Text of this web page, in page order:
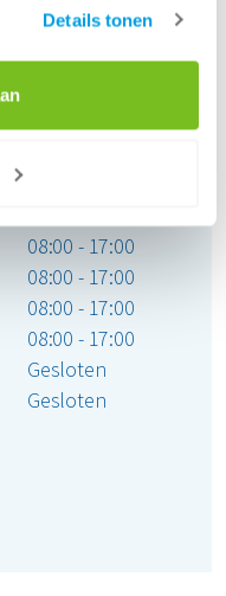
Details tonen
08:00 - 17:00
08:00 - 17:00
08:00 - 17:00
08:00 - 17:00
Gesloten
Gesloten